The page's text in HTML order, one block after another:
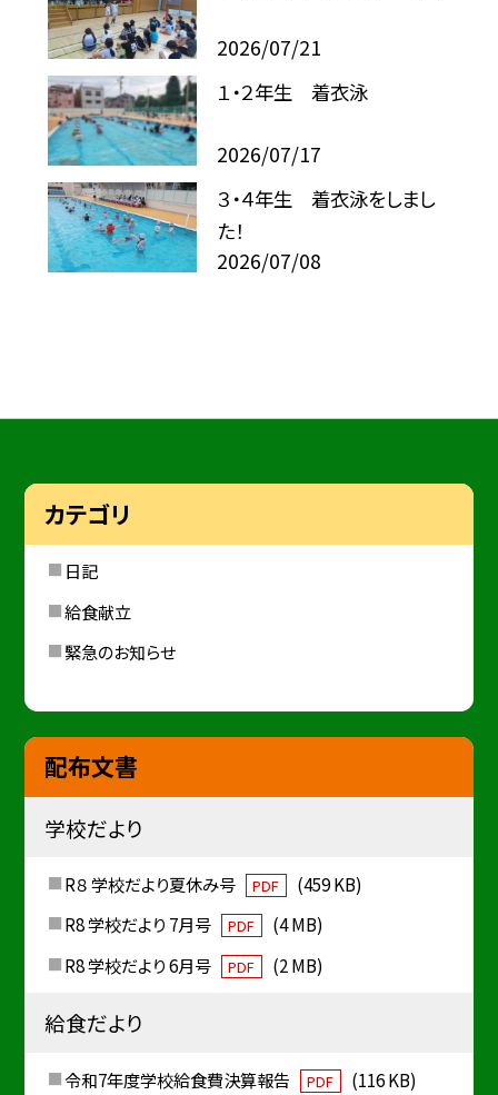
2026/07/21
１・２年生 着衣泳
2026/07/17
３・４年生 着衣泳をしまし
た！
2026/07/08
カテゴリ
日記
給食献立
緊急のお知らせ
配布文書
学校だより
R８ 学校だより夏休み号 PDF
(459 KB)
R8 学校だより 7月号
PDF
(4 MB)
R8 学校だより 6月号
PDF (2 MB)
給食だより
令和7年度学校給食費決算報告 PDF (116 KB)